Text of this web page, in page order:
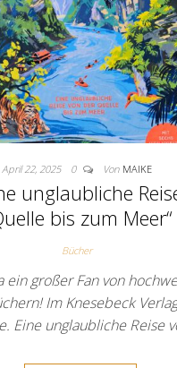
April 22, 2025 0 Von MAIKE
unglaubliche
bis zum Meer“
Bücher
ein großer Fan von
Im Knesebeck
Eine unglaubliche Reise